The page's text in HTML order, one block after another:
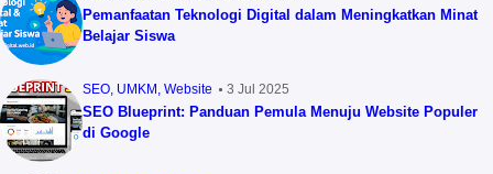
Pemanfaatan Teknologi Digital dalam Meningkatkan Minat
Belajar Siswa
SEO UMKM Website 3 Jul 2025
SEO Blueprint: Panduan Pemula Menuju Website Populer
di Google